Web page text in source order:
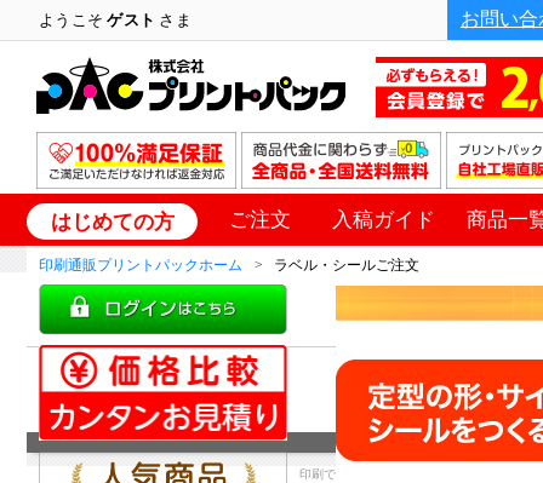
ようこそゲスト さま お問い合
はじめての方 ご注文 入稿ガイド 商品一
印刷通販プリントパックホーム ラベル・シールご注文
印刷で